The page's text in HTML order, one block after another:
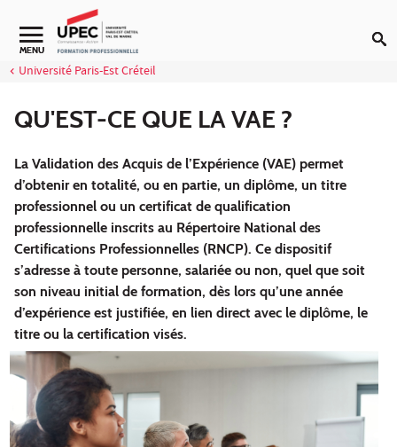
Aller au contenu
Navigation secondaire
MENU
Université Paris-Est Créteil
QU'EST-CE QUE LA VAE ?
La Validation des Acquis de l’Expérience (VAE) permet
d’obtenir en totalité, ou en partie, un diplôme, un titre
professionnel ou un certificat de qualification
professionnelle inscrits au Répertoire National des
Certifications Professionnelles (RNCP). Ce dispositif
s’adresse à toute personne, salariée ou non, quel que soit
son niveau initial de formation, dès lors qu’une année
d’expérience est justifiée, en lien direct avec le diplôme, le
titre ou la certification visés.